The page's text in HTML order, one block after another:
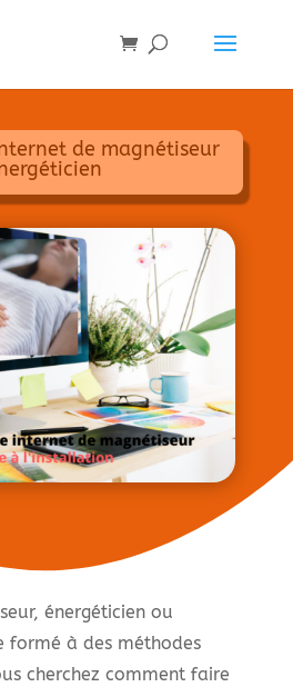
de magnétiseur
énergéticien ou
à des méthodes
cherchez comment faire